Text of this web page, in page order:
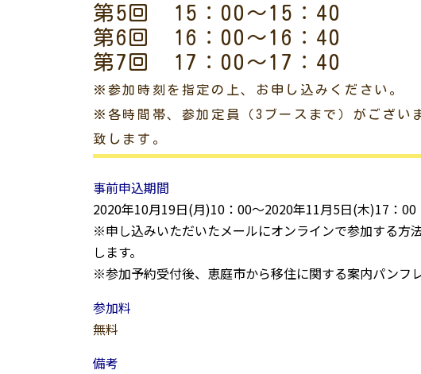
第5回 15：00～15：40
第6回 16：00～16：40
第7回 17：00～17：40
※参加時刻を指定の上、お申し込みください。
※各時間帯、参加定員（3ブースまで）がござい
致します。
事前申込期間
2020年10月19日(月)10：00〜2020年11月5日(木)17：00
※申し込みいただいたメールにオンラインで参加する方
します。
※参加予約受付後、恵庭市から移住に関する案内パンフ
参加料
無料
備考